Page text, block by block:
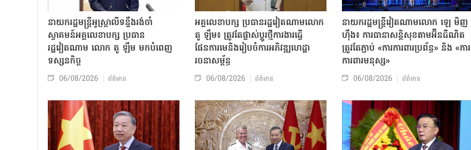
នាយករដ្ឋមន្ត្រីអូស្ត្រាលីទន្ទឹងរង់ចាំ
ស្វាគមន៍អគ្គលេខាបក្ស ប្រធាន
រដ្ឋវៀតណាម លោក តូ ឡឹម មកបំពេញ
ទស្សនកិច្ច
06/08/2026 ព័ត៌មាន
អគ្គលេខាបក្ស ប្រធានរដ្ឋវៀតណាមលោក
តូ ឡឹម៖ ត្រូវតែផ្លាស់ប្ដូរថ្មីការងារធ្វើ
ផែនការមេនិងរៀបចំការអភិវឌ្ឍហេដ្ឋា
រចនាសម្ព័ន្ធ
06/08/2026 ព័ត៌មាន
នាយករដ្ឋមន្ត្រីវៀតណាមលោក ឡេ មិញ
ហ៊ឹង៖ ការធានាសន្តិសុខតាមអ៊ីនធឺណិត
ត្រូវតែភ្ជាប់ «ការការពារប្រព័ន្ធ» និង «ការ
ការពារមនុស្ស»
06/08/2026 ព័ត៌មាន